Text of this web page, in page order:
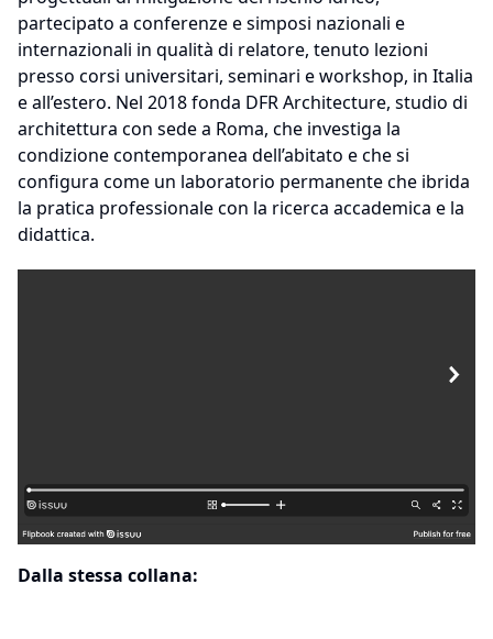
partecipato a conferenze e simposi nazionali e
internazionali in qualità di relatore, tenuto lezioni
presso corsi universitari, seminari e workshop, in Italia
e all’estero. Nel 2018 fonda DFR Architecture, studio di
architettura con sede a Roma, che investiga la
condizione contemporanea dell’abitato e che si
configura come un laboratorio permanente che ibrida
la pratica professionale con la ricerca accademica e la
didattica.
Dalla stessa collana: